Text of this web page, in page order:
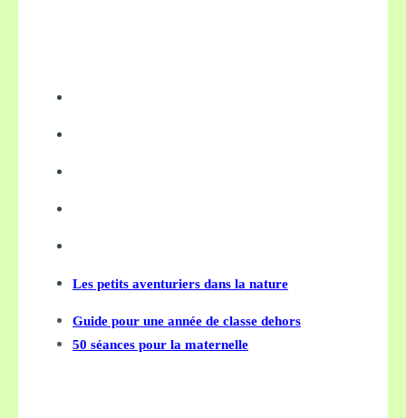
Les petits aventuriers dans la nature
Guide pour une année de classe dehors
50 séances pour la maternelle